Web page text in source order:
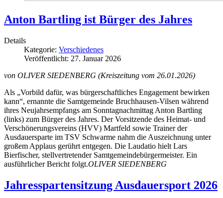
Anton Bartling ist Bürger des Jahres
Details
Kategorie: Verschiedenes
Veröffentlicht: 27. Januar 2026
von OLIVER SIEDENBERG (Kreiszeitung vom 26.01.2026)
Als „Vorbild dafür, was bürgerschaftliches Engagement bewirken
kann“, ernannte die Samtgemeinde Bruchhausen-Vilsen während
ihres Neujahrsempfangs am Sonntagnachmittag Anton Bartling
(links) zum Bürger des Jahres. Der Vorsitzende des Heimat- und
Verschönerungsvereins (HVV) Martfeld sowie Trainer der
Ausdauersparte im TSV Schwarme nahm die Auszeichnung unter
großem Applaus gerührt entgegen. Die Laudatio hielt Lars
Bierfischer, stellvertretender Samtgemeindebürgermeister. Ein
ausführlicher Bericht folgt.OLIVER SIEDENBERG
Jahresspartensitzung Ausdauersport 2026